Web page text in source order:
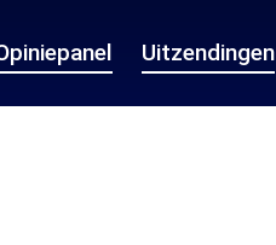
Uitzendingen